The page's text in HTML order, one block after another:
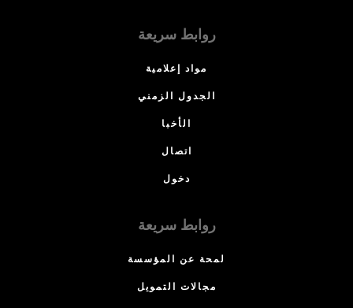
روابط سريعة
مواد إعلامية
الجدول الزمني
الأخبا
اتصال
دخول
روابط سريعة
لمحة عن المؤسسة
مجالات التمويل